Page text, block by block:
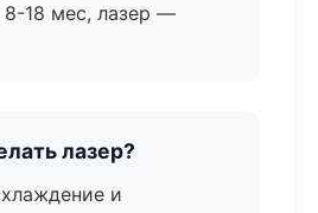
18 мес, лазер —
лазер?
и